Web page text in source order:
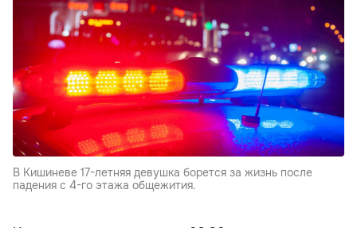
В Кишиневе 17-летняя девушка борется за жизнь после
падения с 4-го этажа общежития.